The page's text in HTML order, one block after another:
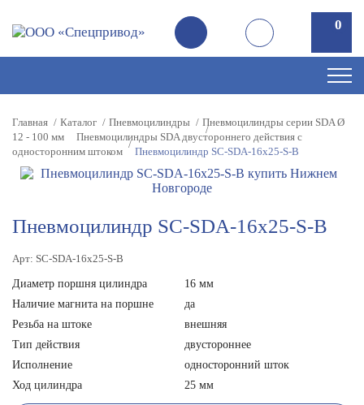
0
0
Главная Каталог Пневмоцилиндры
Пневмоцилиндры серии SDA Ø
12 - 100 мм
Пневмоцилиндры SDA двустороннего действия с
односторонним штоком
Пневмоцилиндр SC-SDA-16х25-S-B
Пневмоцилиндр SC-SDA-16х25-S-B
Арт: SC-SDA-16х25-S-B
Диаметр поршня цилиндра
16 мм
Наличие магнита на поршне
да
Резьба на штоке
внешняя
Тип действия
двустороннее
Исполнение
односторонний шток
Ход цилиндра
25 мм